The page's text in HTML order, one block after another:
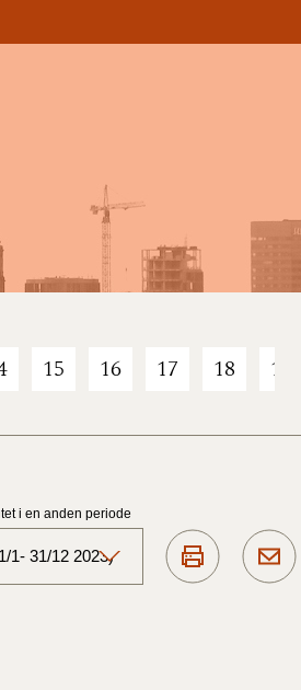
15 16 17 18 19
i en anden periode
1- 31/12 2023)